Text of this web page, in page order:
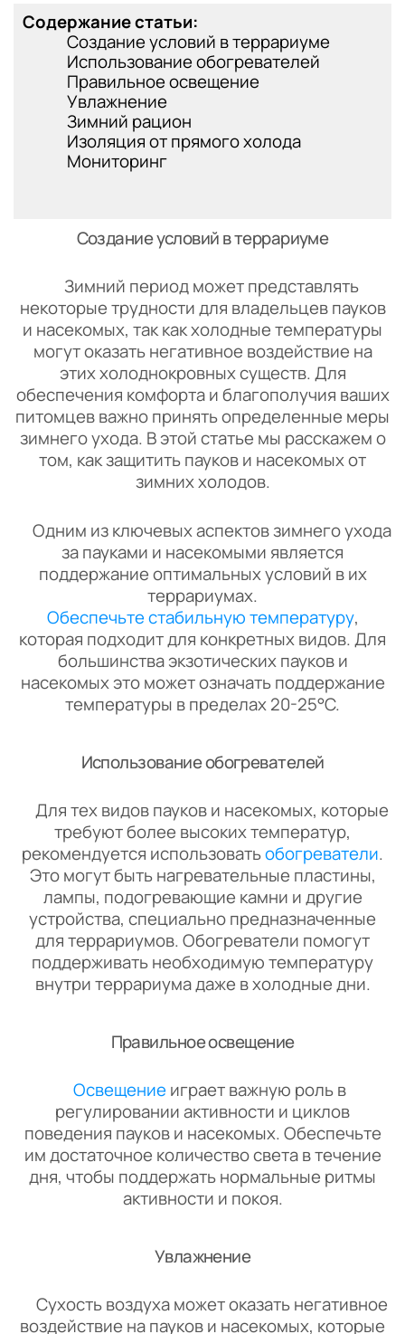
Содержание статьи:
Создание условий в террариуме
Использование обогревателей
Правильное освещение
Увлажнение
Зимний рацион
Изоляция от прямого холода
Мониторинг
Создание условий в террариуме
Зимний период может представлять
некоторые трудности для владельцев пауков
и насекомых, так как холодные температуры
могут оказать негативное воздействие на
этих холоднокровных существ. Для
обеспечения комфорта и благополучия ваших
питомцев важно принять определенные меры
зимнего ухода. В этой статье мы расскажем о
том, как защитить пауков и насекомых от
зимних холодов.
Одним из ключевых аспектов зимнего ухода
за пауками и насекомыми является
поддержание оптимальных условий в их
террариумах.
Обеспечьте стабильную температуру,
которая подходит для конкретных видов. Для
большинства экзотических пауков и
насекомых это может означать поддержание
температуры в пределах 20-25°C.
Использование обогревателей
Для тех видов пауков и насекомых, которые
требуют более высоких температур,
рекомендуется использоватьобогреватели.
Это могут быть нагревательные пластины,
лампы, подогревающие камни и другие
устройства, специально предназначенные
для террариумов. Обогреватели помогут
поддерживать необходимую температуру
внутри террариума даже в холодные дни.
Правильное освещение
Освещениеиграет важную роль в
регулировании активности и циклов
поведения пауков и насекомых. Обеспечьте
им достаточное количество света в течение
дня, чтобы поддержать нормальные ритмы
активности и покоя.
Увлажнение
Сухость воздуха может оказать негативное
воздействие на пауков и насекомых, которые